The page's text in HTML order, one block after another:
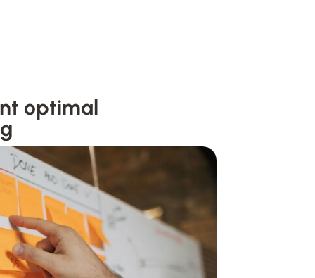
optimal